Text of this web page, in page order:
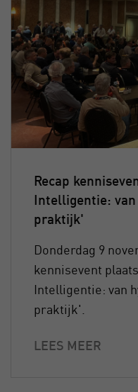
Recap
Intelligentie:
praktijk'
Donderdag 9
kennisevent
Intelligentie: van
praktijk'.
LEES MEER